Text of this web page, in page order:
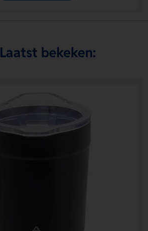
Laatst bekeken: